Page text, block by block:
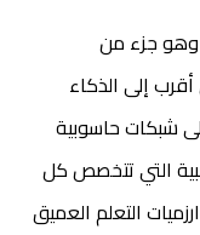
وهو جزء من
إلى الذكاء
شبكات حاسوبية
التي تتخصص كل
التعلم العميق